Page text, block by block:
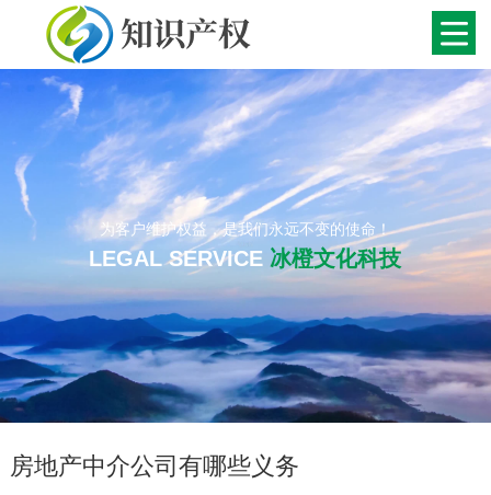
为客户维护权益，是我们永远不变的使命！
LEGAL SERVICE 冰橙文化科技
房地产中介公司有哪些义务